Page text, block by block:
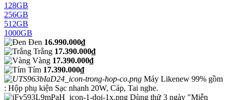
128GB
256GB
512GB
1000GB
Đen 16.990.000₫
Trắng 17.390.000₫
Vàng 17.390.000₫
Tím 17.390.000₫
Máy Likenew 99% gồm
: Hộp phụ kiện Sạc nhanh 20W, Cáp, Tai nghe.
Dùng thử 3 ngày "Miễn